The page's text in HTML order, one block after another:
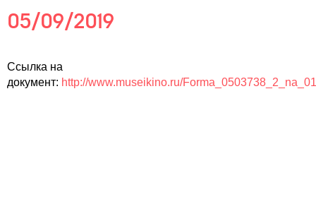
05/09/2019
Ссылка на
документ: http://www.museikino.ru/